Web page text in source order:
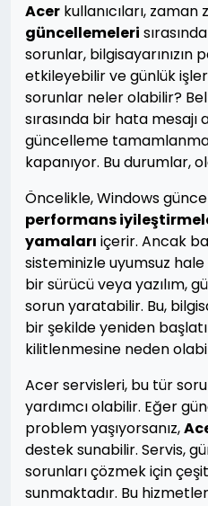
Acer kullanıcıları, zaman
güncellemeleri
sorunlar, bilgisayarınızın
etkileyebilir ve günlük
sorunlar neler olabilir?
sırasında bir hata mesajı
güncelleme
kapanıyor. Bu durumlar,
Öncelikle, Windows
performans
yamaları içerir. Ancak
sisteminizle uyumsuz
bir sürücü veya yazılım,
sorun yaratabilir. Bu,
bir şekilde yeniden
kilitlenmesine neden
Acer servisleri, bu tür
yardımcı olabilir. Eğer
problem yaşıyorsanız,
destek sunabilir. Servis,
sorunları çözmek için
sunmaktadır. Bu